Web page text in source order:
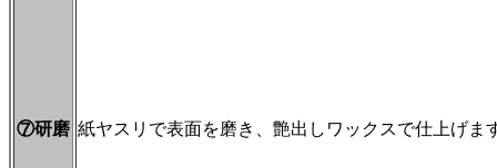
⑦研磨 紙ヤスリで表面を磨き、艶出しワックスで仕上げま